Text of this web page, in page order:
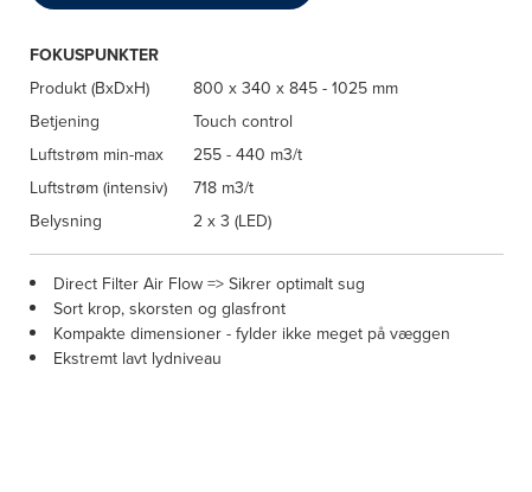
FOKUSPUNKTER
Produkt (BxDxH)
800 x 340 x 845 - 1025 mm
Betjening
Touch control
Luftstrøm min-max
255 - 440 m3/t
Luftstrøm (intensiv)
718 m3/t
Belysning
2 x 3 (LED)
Direct Filter Air Flow => Sikrer optimalt sug
Sort krop, skorsten og glasfront
Kompakte dimensioner - fylder ikke meget på væggen
Ekstremt lavt lydniveau